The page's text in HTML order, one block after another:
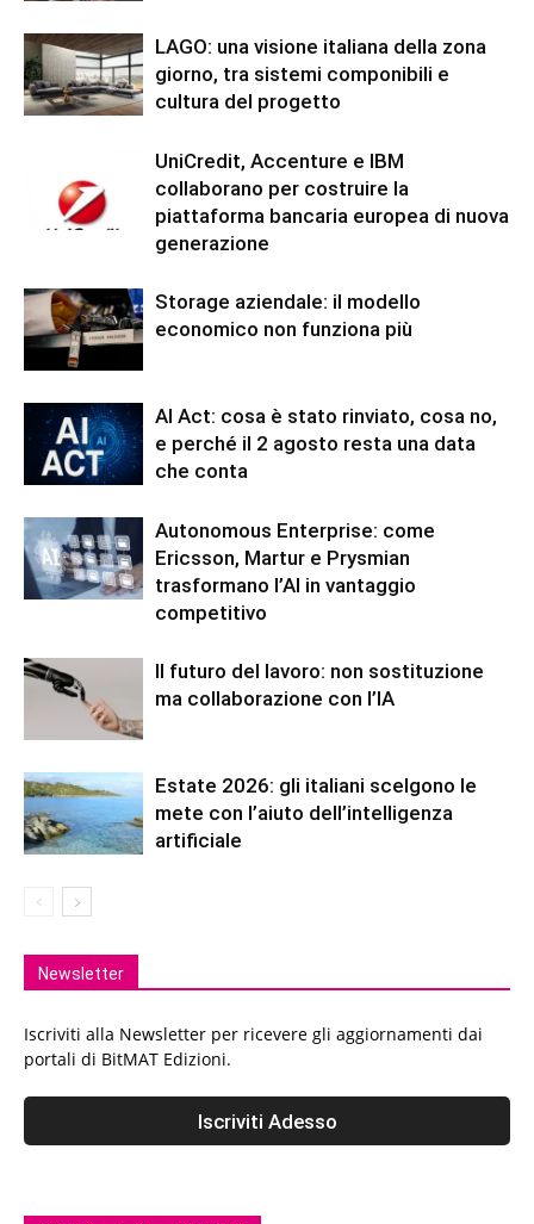
LAGO: una visione italiana della zona
giorno, tra sistemi componibili e
cultura del progetto
UniCredit, Accenture e IBM
collaborano per costruire la
piattaforma bancaria europea di nuova
generazione
Storage aziendale: il modello
economico non funziona più
AI Act: cosa è stato rinviato, cosa no,
e perché il 2 agosto resta una data
che conta
Autonomous Enterprise: come
Ericsson, Martur e Prysmian
trasformano l’AI in vantaggio
competitivo
Il futuro del lavoro: non sostituzione
ma collaborazione con l’IA
Estate 2026: gli italiani scelgono le
mete con l’aiuto dell’intelligenza
artificiale
Newsletter
Iscriviti alla Newsletter per ricevere gli aggiornamenti dai
portali di BitMAT Edizioni.